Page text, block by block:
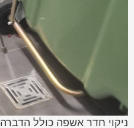
ניקוי חדר אשפה כולל הדברה